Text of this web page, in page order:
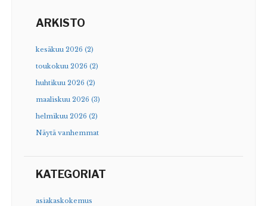
ARKISTO
kesäkuu 2026 (2)
toukokuu 2026 (2)
huhtikuu 2026 (2)
maaliskuu 2026 (3)
helmikuu 2026 (2)
Näytä vanhemmat
KATEGORIAT
asiakaskokemus